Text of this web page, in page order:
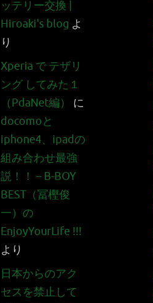
ッテリー交換 |
Hiroaki's blog よ
り
Xperia で テザリ
ング してみた１
（PdaNet編）
に
docomoと
iphone4、ipadの
組み合わせ最強
説！！ – B-BOY
BEST（冨樫俊
一）の
EnjoyYourLife !!!
より
日本からのアク
セスを禁止して